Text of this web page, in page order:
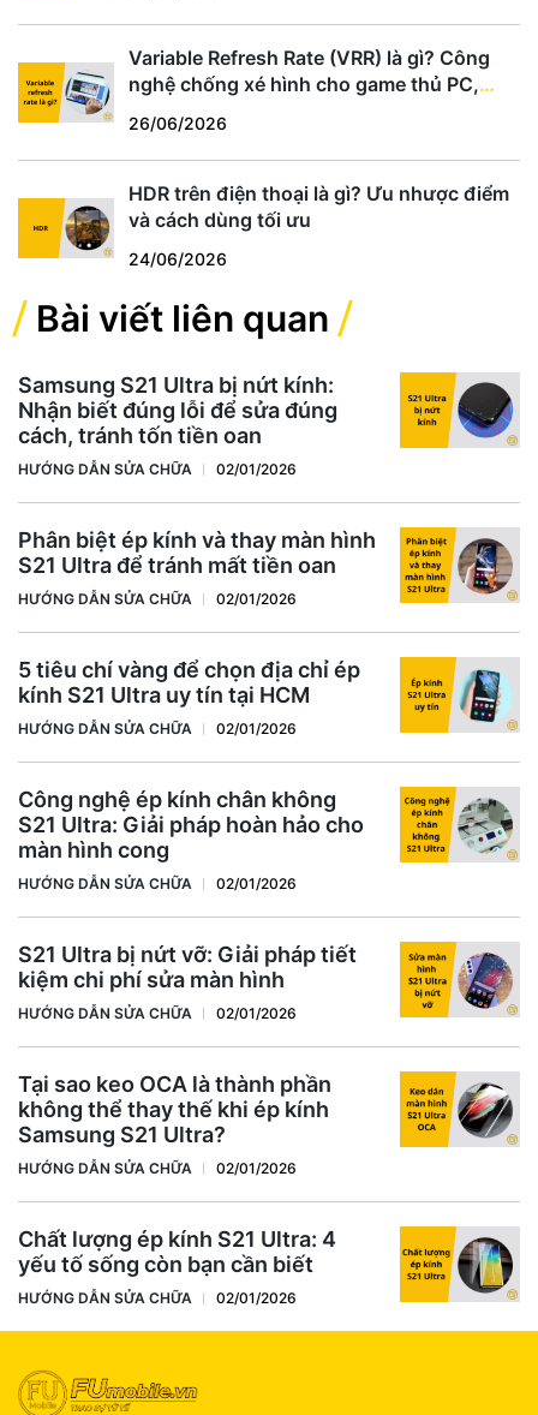
Variable Refresh Rate (VRR) là gì? Công
nghệ chống xé hình cho game thủ PC,
PS5, Xbox
26/06/2026
HDR trên điện thoại là gì? Ưu nhược điểm
và cách dùng tối ưu
24/06/2026
Bài viết liên quan
Samsung S21 Ultra bị nứt kính:
Nhận biết đúng lỗi để sửa đúng
cách, tránh tốn tiền oan
HƯỚNG DẪN SỬA CHỮA 02/01/2026
Phân biệt ép kính và thay màn hình
S21 Ultra để tránh mất tiền oan
HƯỚNG DẪN SỬA CHỮA 02/01/2026
5 tiêu chí vàng để chọn địa chỉ ép
kính S21 Ultra uy tín tại HCM
HƯỚNG DẪN SỬA CHỮA 02/01/2026
Công nghệ ép kính chân không
S21 Ultra: Giải pháp hoàn hảo cho
màn hình cong
HƯỚNG DẪN SỬA CHỮA 02/01/2026
S21 Ultra bị nứt vỡ: Giải pháp tiết
kiệm chi phí sửa màn hình
HƯỚNG DẪN SỬA CHỮA 02/01/2026
Tại sao keo OCA là thành phần
không thể thay thế khi ép kính
Samsung S21 Ultra?
HƯỚNG DẪN SỬA CHỮA 02/01/2026
Chất lượng ép kính S21 Ultra: 4
yếu tố sống còn bạn cần biết
HƯỚNG DẪN SỬA CHỮA 02/01/2026